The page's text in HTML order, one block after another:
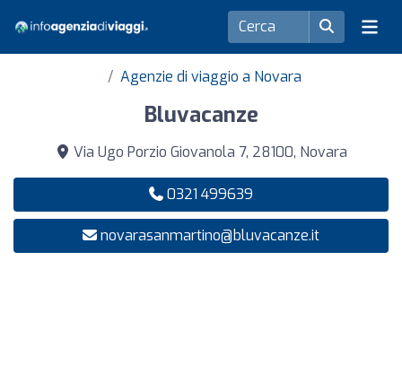
Agenzie di viaggio a Novara
Bluvacanze
Via Ugo Porzio Giovanola 7, 28100, Novara
0321 499639
novarasanmartino@bluvacanze.it